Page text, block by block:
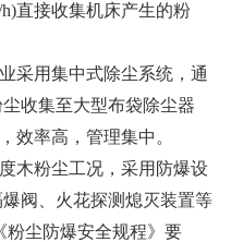
h)直接收集机床产生的粉
采用集中式除尘系统，通
收集至大型布袋除尘器
效率高，管理集中。
木粉尘工况，采用防爆设
阀、火花探测熄灭装置等
粉尘防爆安全规程》要